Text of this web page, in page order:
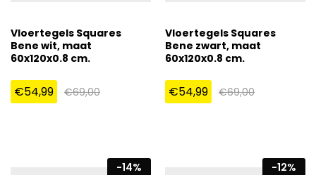
Vloertegels Squares
Bene wit, maat
60x120x0.8 cm.
€54,99 €69,00
Vloertegels Squares
Bene zwart, maat
60x120x0.8 cm.
€54,99 €69,00
-14% -12%